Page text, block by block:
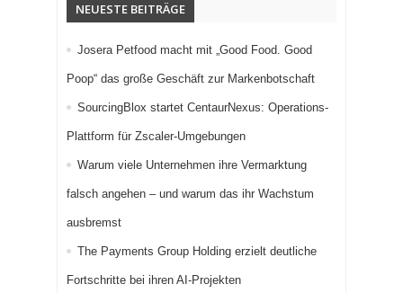
NEUESTE BEITRÄGE
Josera Petfood macht mit „Good Food. Good
Poop“ das große Geschäft zur Markenbotschaft
SourcingBlox startet CentaurNexus: Operations-
Plattform für Zscaler-Umgebungen
Warum viele Unternehmen ihre Vermarktung
falsch angehen – und warum das ihr Wachstum
ausbremst
The Payments Group Holding erzielt deutliche
Fortschritte bei ihren AI-Projekten